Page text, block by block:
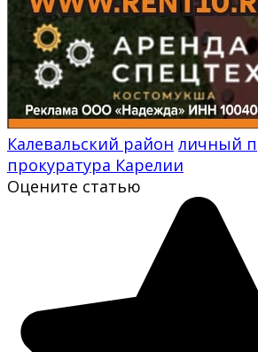
Калевальский район личный
прокуратура Карелии
Оцените статью